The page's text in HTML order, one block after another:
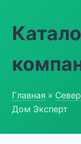
Главная »
Дом Эксперт